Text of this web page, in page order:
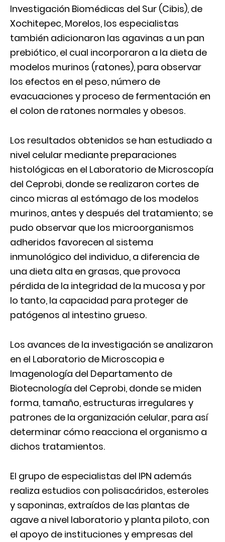
Investigación Biomédicas del Sur (Cibis), de
Xochitepec, Morelos, los especialistas
también adicionaron las agavinas a un pan
prebiótico, el cual incorporaron a la dieta de
modelos murinos (ratones), para observar
los efectos en el peso, número de
evacuaciones y proceso de fermentación en
el colon de ratones normales y obesos.
Los resultados obtenidos se han estudiado a
nivel celular mediante preparaciones
histológicas en el Laboratorio de Microscopía
del Ceprobi, donde se realizaron cortes de
cinco micras al estómago de los modelos
murinos, antes y después del tratamiento; se
pudo observar que los microorganismos
adheridos favorecen al sistema
inmunológico del individuo, a diferencia de
una dieta alta en grasas, que provoca
pérdida de la integridad de la mucosa y por
lo tanto, la capacidad para proteger de
patógenos al intestino grueso.
Los avances de la investigación se analizaron
en el Laboratorio de Microscopia e
Imagenología del Departamento de
Biotecnología del Ceprobi, donde se miden
forma, tamaño, estructuras irregulares y
patrones de la organización celular, para así
determinar cómo reacciona el organismo a
dichos tratamientos.
El grupo de especialistas del IPN además
realiza estudios con polisacáridos, esteroles
y saponinas, extraídos de las plantas de
agave a nivel laboratorio y planta piloto, con
el apoyo de instituciones y empresas del